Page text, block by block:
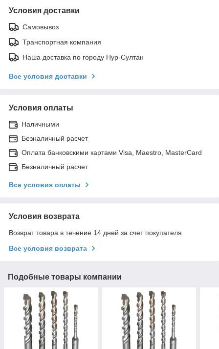
Условия доставки
Самовывоз
Транспортная компания
Наша доставка по городу Нур-Султан
Все условия доставки
Условия оплаты
Наличными
Безналичный расчет
Оплата банковскими картами Visa, Maestro, MasterCard
Безналичный расчет
Все условия оплаты
Условия возврата
Возврат товара в течение 14 дней за счет покупателя
Все условия возврата
Подобные товары компании